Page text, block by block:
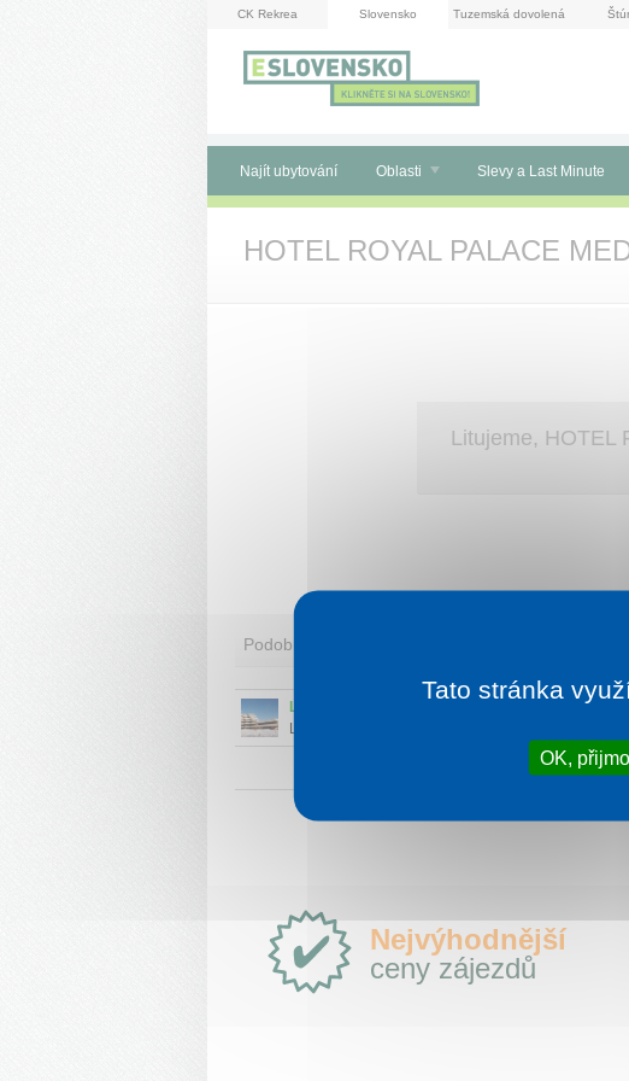
CK Rekrea Slovensko Tuzemská dovolená
Najít ubytování Oblasti Slevy a Last Minute
HOTEL ROYAL PALACE
Litujeme, HOTEL
Podobní ubytovatelé
LD VEĽKÁ FATRA, Turčianske Teplice
Lázně se staletou historií jsou vyhledávány
díky blahodárně mineralizované 38 - 47°C
Proč
e-
Slovensko.cz?
Nejvýhodnější
ceny zájezdů
Tato stránka
OK,